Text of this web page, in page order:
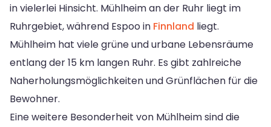
in vielerlei Hinsicht. Mühlheim an der Ruhr liegt im
Ruhrgebiet, während Espoo in Finnland liegt.
Mühlheim hat viele grüne und urbane Lebensräume
entlang der 15 km langen Ruhr. Es gibt zahlreiche
Naherholungsmöglichkeiten und Grünflächen für die
Bewohner.
Eine weitere Besonderheit von Mühlheim sind die